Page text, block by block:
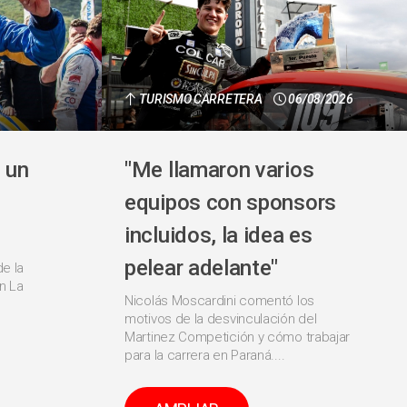
un
la
La
TURISMO CARRETERA 06/08/2026
"Me llamaron varios
equipos con sponsors
incluidos, la idea es
pelear adelante"
Nicolás Moscardini comentó los
motivos de la desvinculación del
Martinez Competición y cómo trabajar
para la carrera en Paraná....